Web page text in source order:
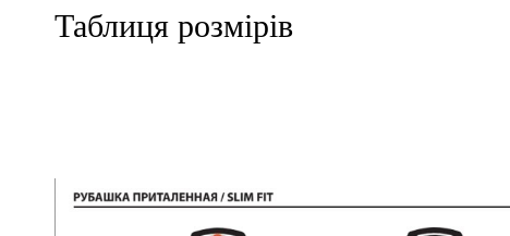
Таблиця розмірів